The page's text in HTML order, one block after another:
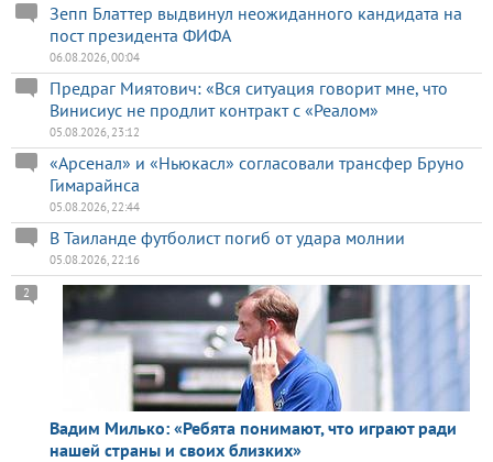
Зепп Блаттер выдвинул неожиданного кандидата на
пост президента ФИФА
06.08.2026, 00:04
Предраг Миятович: «Вся ситуация говорит мне, что
Винисиус не продлит контракт с «Реалом»
05.08.2026, 23:12
«Арсенал» и «Ньюкасл» согласовали трансфер Бруно
Гимарайнса
05.08.2026, 22:44
В Таиланде футболист погиб от удара молнии
05.08.2026, 22:16
Вадим Милько: «Ребята понимают, что играют ради
нашей страны и своих близких»
2